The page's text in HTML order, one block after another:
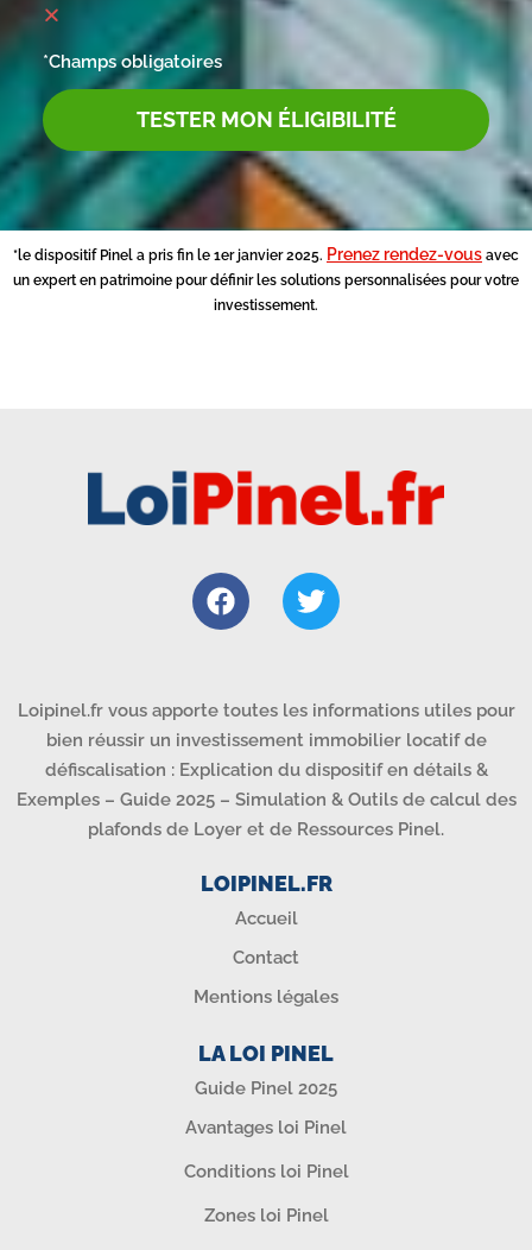
*Champs obligatoires
TESTER MON ÉLIGIBILITÉ
*le dispositif Pinel a pris fin le 1er janvier 2025. Prenez rendez-vous avec
un expert en patrimoine pour définir les solutions personnalisées pour votre
investissement.
Loipinel.fr vous apporte toutes les informations utiles pour
bien réussir un investissement immobilier locatif de
défiscalisation : Explication du dispositif en détails &
Exemples – Guide 2025 – Simulation & Outils de calcul des
plafonds de Loyer et de Ressources Pinel.
LOIPINEL.FR
Accueil
Contact
Mentions légales
LA LOI PINEL
Guide Pinel 2025
Avantages loi Pinel
Conditions loi Pinel
Zones loi Pinel